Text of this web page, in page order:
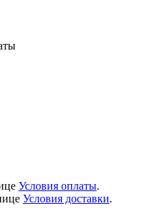
Условия оплаты.
Условия доставки.